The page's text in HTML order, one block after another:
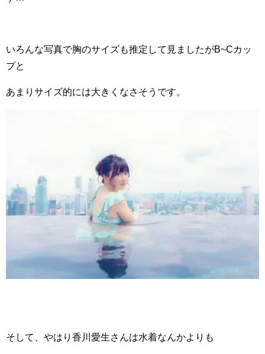
いろんな写真で胸のサイズも推定して見ましたがB~Cカッ
プと
あまりサイズ的には大きくなさそうです。
そして、やはり香川愛生さんは水着なんかよりも